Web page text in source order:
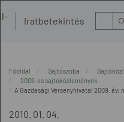
Iratbetekintés Kereső
Főoldal Sajtószoba
2009-es sajtóközlemények
A Gazdasági Versenyhivatal 2009.
2010. 01. 04.